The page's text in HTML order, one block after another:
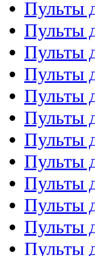
Пульты
Пульты
Пульты
Пульты
Пульты
Пульты
Пульты
Пульты
Пульты
Пульты
Пульты
Пульты